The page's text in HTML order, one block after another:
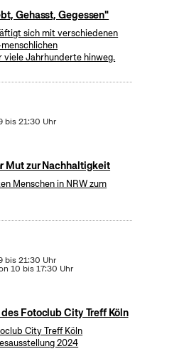
Gehasst, Gegessen"
sich mit verschiedenen
viele Jahrhunderte hinweg.
bis 21:30 Uhr
Mut zur Nachhaltigkeit
Menschen in NRW zum
bis 21:30 Uhr
10 bis 17:30 Uhr
Fotoclub City Treff Köln
City Treff Köln
2024